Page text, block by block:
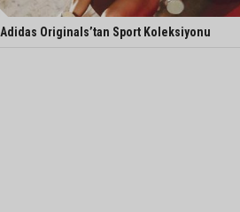
Adidas Originals’tan Sport Koleksiyonu